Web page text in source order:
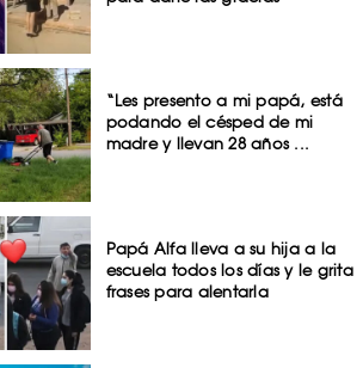
“Les presento a mi papá, está
podando el césped de mi
madre y llevan 28 años ...
Papá Alfa lleva a su hija a la
escuela todos los días y le grita
frases para alentarla